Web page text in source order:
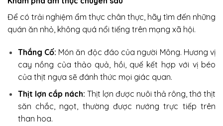
Để có trải nghiệm ẩm thực chân thực, hãy tìm đến những
quán ăn nhỏ, không quá nổi tiếng trên mạng xã hội.
Thắng Cố: Món ăn độc đáo của người Mông. Hương vị
cay nồng của thảo quả, hồi, quế kết hợp với vị béo
của thịt ngựa sẽ đánh thức mọi giác quan.
Thịt lợn cắp nách: Thịt lợn được nuôi thả rông, thớ thịt
săn chắc, ngọt, thường được nướng trực tiếp trên
than hoa.